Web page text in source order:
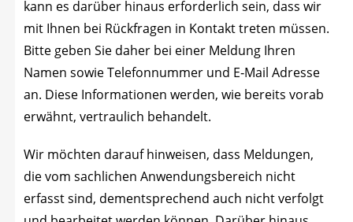
kann es dar­über hin­aus erfor­der­lich sein, dass wir
mit Ihnen bei Rück­fra­gen in Kon­takt tre­ten müs­sen.
Bit­te geben Sie daher bei einer Mel­dung Ihren
Namen sowie Tele­fon­num­mer und E‑Mail Adres­se
an. Die­se Infor­ma­tio­nen wer­den, wie bereits vor­ab
erwähnt, ver­trau­lich behandelt.
Wir möch­ten dar­auf hin­wei­sen, dass Mel­dun­gen,
die vom sach­li­chen Anwen­dungs­be­reich nicht
erfasst sind, dem­entspre­chend auch nicht ver­folgt